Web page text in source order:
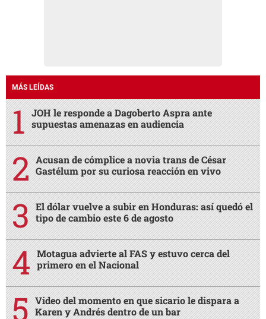
MÁS LEÍDAS
JOH le responde a Dagoberto Aspra ante
supuestas amenazas en audiencia
Acusan de cómplice a novia trans de César
Gastélum por su curiosa reacción en vivo
El dólar vuelve a subir en Honduras: así quedó el
tipo de cambio este 6 de agosto
Motagua advierte al FAS y estuvo cerca del
primero en el Nacional
Video del momento en que sicario le dispara a
Karen y Andrés dentro de un bar